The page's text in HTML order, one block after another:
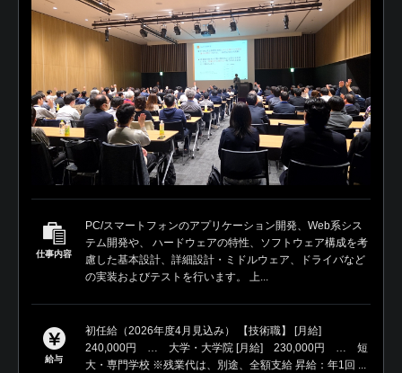
仕事内容
PC/スマートフォンのアプリケーション開発、Web系シス
テム開発や、 ハードウェアの特性、ソフトウェア構成を考
慮した基本設計、詳細設計・ミドルウェア、ドライバなど
の実装およびテストを行います。 上...
給与
初任給（2026年度4月見込み） 【技術職】 [月給]
240,000円 … 大学・大学院 [月給] 230,000円 … 短
大・専門学校 ※残業代は、別途、全額支給 昇給：年1回 ...